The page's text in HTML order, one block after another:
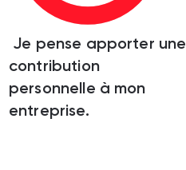
Je pense apporter une
contribution
personnelle à mon
entreprise.